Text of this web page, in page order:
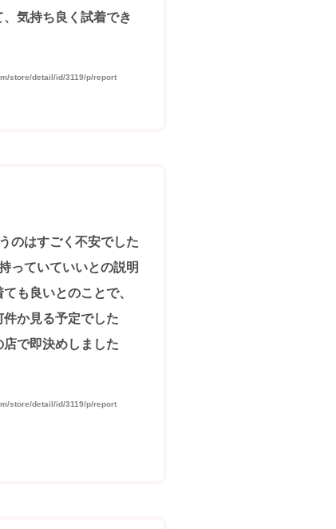
気持ち良く試着でき
store/detail/id/3119/p/report
のはすごく不安でした
っていていいとの説明
も良いとのことで、
か見る予定でした
で即決めしました
store/detail/id/3119/p/report